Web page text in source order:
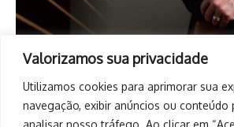
Valorizamos sua privacidade
Utilizamos cookies para aprimorar sua
navegação, exibir anúncios ou conteúdo
analisar nosso tráfego. Ao clicar em